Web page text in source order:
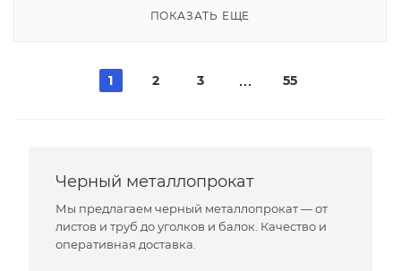
ПОКАЗАТЬ ЕЩЕ
1 2 3 55
Черный металлопрокат
Мы предлагаем черный металлопрокат — от
листов и труб до уголков и балок. Качество и
оперативная доставка.